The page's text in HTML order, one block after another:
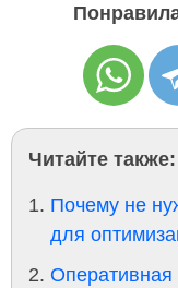
Читайте также:
Почему не
для
Оперативная